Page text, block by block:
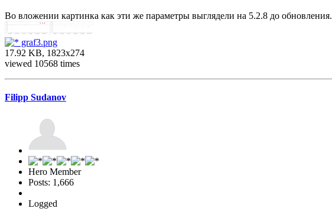
Во вложении картинка как эти же параметры выглядели на 5.2.8 до обновления.
graf3.png
17.92 KB, 1823x274
viewed 10568 times
Filipp Sudanov
Hero Member
Posts: 1,666
Logged